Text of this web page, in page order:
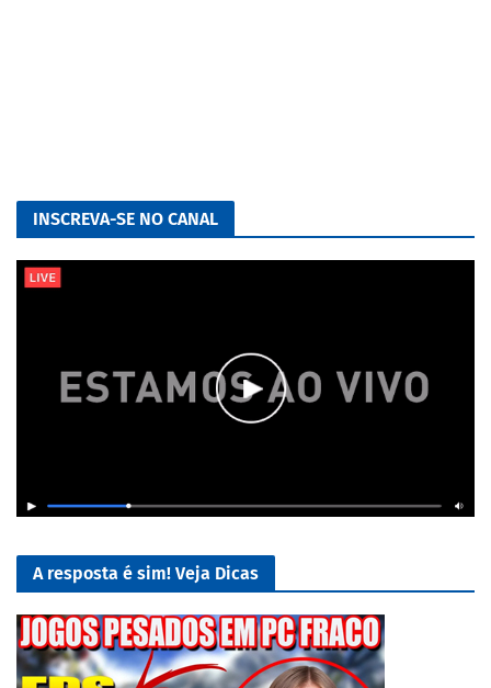
INSCREVA-SE NO CANAL
A resposta é sim! Veja Dicas